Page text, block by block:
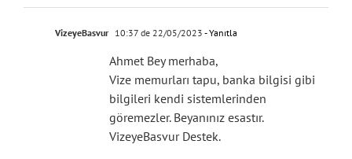
VizeyeBasvur 10:37 de 22/05/2023 - Yanıtla
Ahmet Bey merhaba,
Vize memurları tapu, banka bilgisi gibi
bilgileri kendi sistemlerinden
göremezler. Beyanınız esastır.
VizeyeBasvur Destek.